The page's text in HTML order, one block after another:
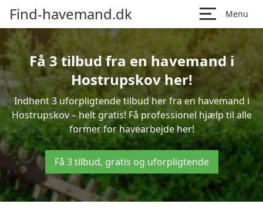
Find-havemand.dk Menu
Få 3 tilbud fra en havemand i
Hostrupskov her!
Indhent 3 uforpligtende tilbud her fra en havemand i
Hostrupskov – helt gratis! Få professionel hjælp til alle
former for havearbejde her!
Få 3 tilbud, gratis og uforpligtende